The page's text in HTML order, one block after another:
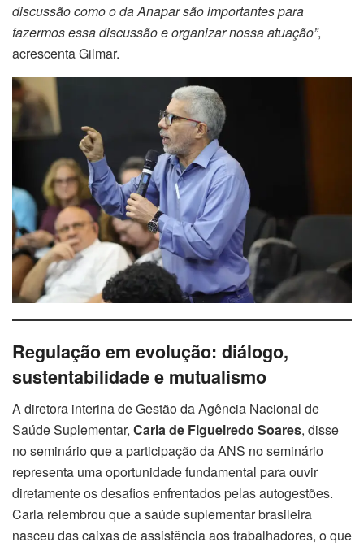
discussão como o da Anapar são importantes para
fazermos essa discussão e organizar nossa atuação”,
acrescenta Gilmar.
Regulação em evolução: diálogo,
sustentabilidade e mutualismo
A diretora interina de Gestão da Agência Nacional de
Saúde Suplementar, Carla de Figueiredo Soares, disse
no seminário que a participação da ANS no seminário
representa uma oportunidade fundamental para ouvir
diretamente os desafios enfrentados pelas autogestões.
Carla relembrou que a saúde suplementar brasileira
nasceu das caixas de assistência aos trabalhadores, o que